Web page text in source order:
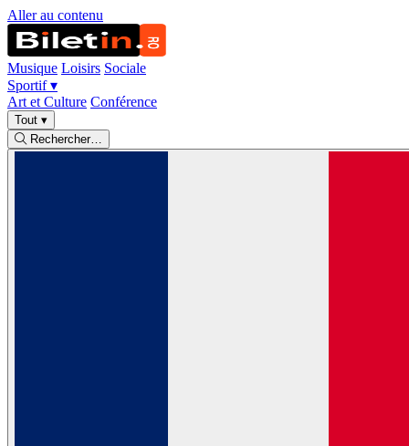
Aller au contenu
Musique Loisirs Sociale
Sportif▾
Art et Culture Conférence
Tout ▾
Rechercher…